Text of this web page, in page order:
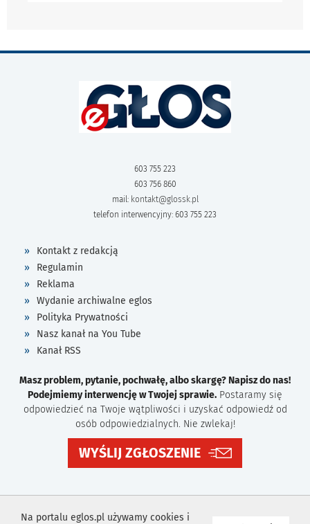
Na portalu eglos.pl używamy cookies i
603 755 223
603 756 860
mail: kontakt@glossk.pl
telefon interwencyjny: 603 755 223
Kontakt z redakcją
Regulamin
Reklama
Wydanie archiwalne eglos
Polityka Prywatności
Nasz kanał na You Tube
Kanał RSS
Masz problem, pytanie, pochwałę, albo skargę? Napisz do nas!
Podejmiemy interwencję w Twojej sprawie. Postaramy się
odpowiedzieć na Twoje wątpliwości i uzyskać odpowiedź od
osób odpowiedzialnych. Nie zwlekaj!
WYŚLIJ ZGŁOSZENIE